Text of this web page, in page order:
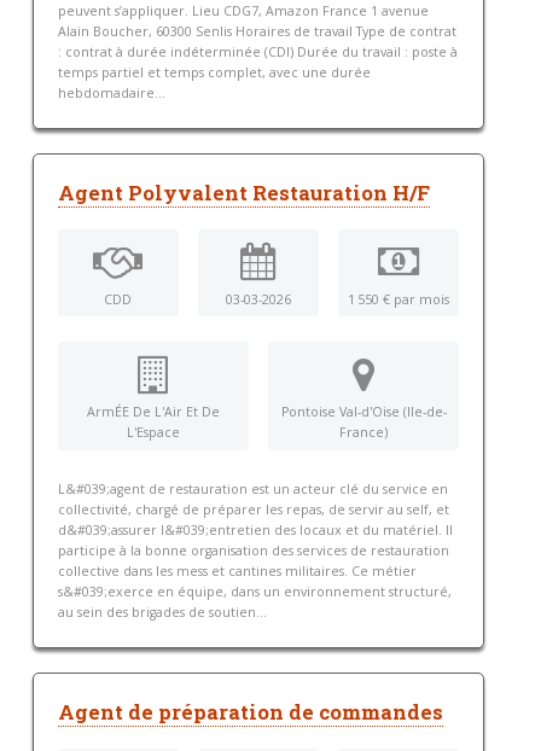
peuvent s’appliquer. Lieu CDG7, Amazon France 1 avenue
Alain Boucher, 60300 Senlis Horaires de travail Type de contrat
: contrat à durée indéterminée (CDI) Durée du travail : poste à
temps partiel et temps complet, avec une durée
hebdomadaire...
Agent Polyvalent Restauration H/F
CDD 03-03-2026 1 550 € par mois
ArmÉE De L'Air Et De
L'Espace
Pontoise Val-d'Oise (Ile-de-
France)
L&#039;agent de restauration est un acteur clé du service en
collectivité, chargé de préparer les repas, de servir au self, et
d&#039;assurer l&#039;entretien des locaux et du matériel. Il
participe à la bonne organisation des services de restauration
collective dans les mess et cantines militaires. Ce métier
s&#039;exerce en équipe, dans un environnement structuré,
au sein des brigades de soutien...
Agent de préparation de commandes